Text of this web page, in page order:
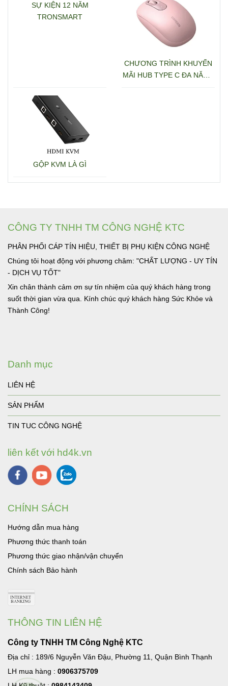
SỰ KIỆN 12 NĂM
TRONSMART
CHƯƠNG TRÌNH KHUYẾN
MÃI HUB TYPE C ĐA NĂNG
GỘP KVM LÀ GÌ
CÔNG TY TNHH TM CÔNG NGHỆ KTC
PHÂN PHỐI CÁP TÍN HIỆU, THIẾT BỊ PHỤ KIỆN CÔNG NGHỆ
Chúng tôi hoạt động với phương châm: "CHẤT LƯỢNG - UY TÍN
- DỊCH VỤ TỐT"
Xin chân thành cảm ơn sự tín nhiệm của quý khách hàng trong
suốt thời gian vừa qua. Kính chúc quý khách hàng Sức Khỏe và
Thành Công!
Danh mục
LIÊN HỆ
SẢN PHẨM
TIN TUC CÔNG NGHỆ
liên kết với hd4k.vn
CHÍNH SÁCH
Hướng dẫn mua hàng
Phương thức thanh toán
Phương thức giao nhận/vận chuyển
Chính sách Bảo hành
THÔNG TIN LIÊN HỆ
Công ty TNHH TM Công Nghệ KTC
Địa chỉ : 189/6 Nguyễn Văn Đậu, Phường 11, Quận Bình Thạnh
LH mua hàng : 0906375709